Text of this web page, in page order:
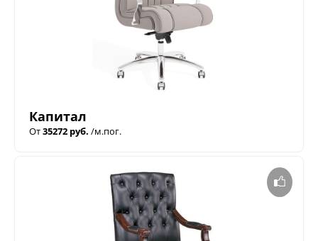
Капитал
От35272 руб. /м.пог.